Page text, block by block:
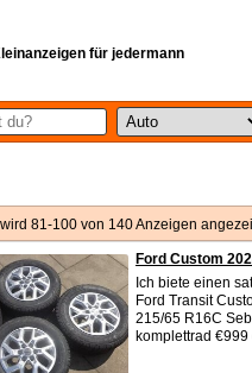
für jedermann
wird 81-100 von 140 Anzeigen
Ford Custom
Ich biete einen
Ford Transit
215/65 R16C
komplettrad